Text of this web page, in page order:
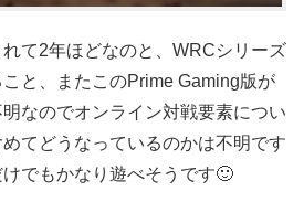
て2年ほどなのと、WRCシリーズ
と、またこのPrime Gaming版が
なのでオンライン対戦要素につい
てどうなっているのかは不明です
でもかなり遊べそうです🙂